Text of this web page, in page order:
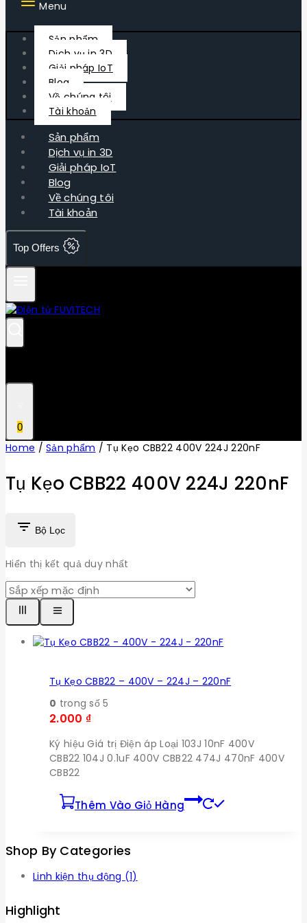
Menu
Sản phẩm
Dịch vụ in 3D
Giải pháp IoT
Blog
Về chúng tôi
Tài khoản
Sản phẩm
Dịch vụ in 3D
Giải pháp IoT
Blog
Về chúng tôi
Tài khoản
Top Offers
0
Home / Sản phẩm / Tụ Kẹo CBB22 400V 224J 220nF
Tụ Kẹo CBB22 400V 224J 220nF
Bộ Lọc
Hiển thị kết quả duy nhất
Tụ Kẹo CBB22 – 400V – 224J – 220nF
0 trong số 5
2.000 ₫
Ký hiệu Giá trị Điện áp Loại 103J 10nF 400V
CBB22 104J 0.1uF 400V CBB22 474J 470nF 400V
CBB22
Thêm Vào Giỏ Hàng
Shop By Categories
Linh kiện thụ động (1)
Highlight